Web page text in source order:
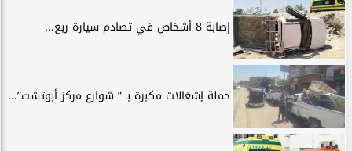
إصابة 8 أشخاص في تصادم سيارة ربع...
حملة إشغالات مكبرة بـ ” شوارع مركز أبوتشت”...